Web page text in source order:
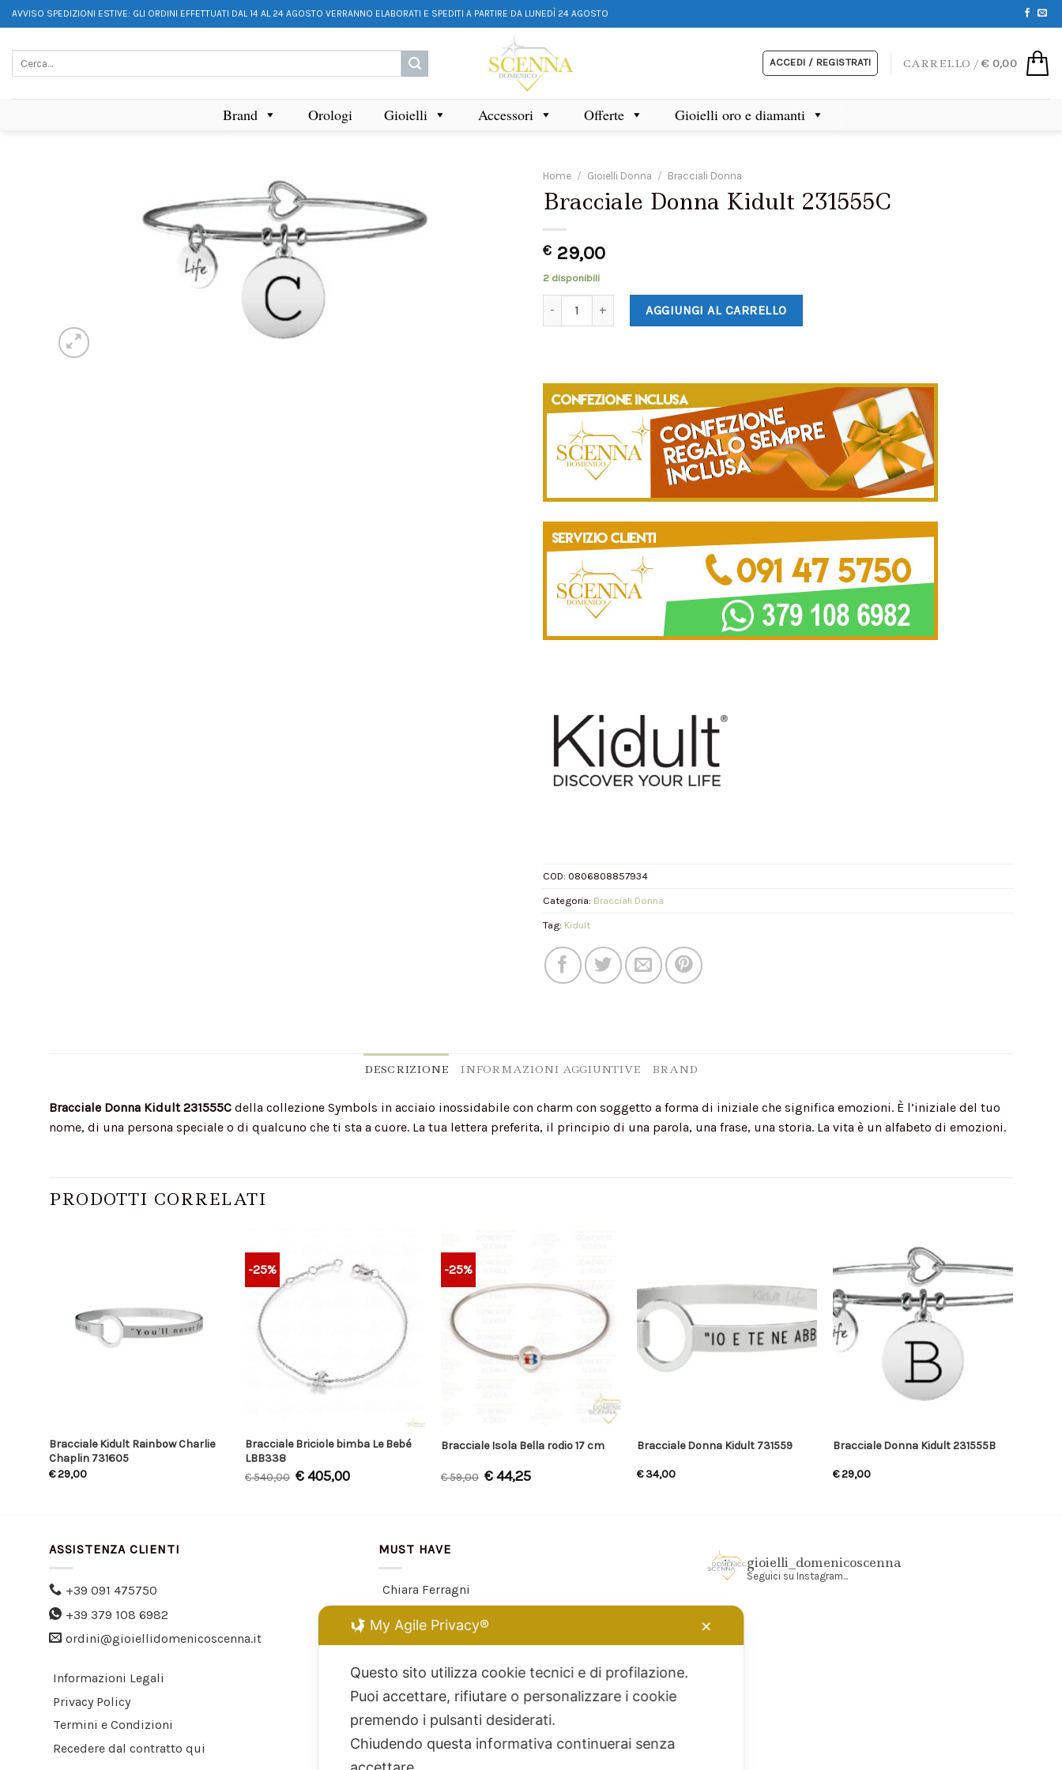
AVVISO SPEDIZIONI ESTIVE: GLI ORDINI EFFETTUATI DAL 14 AL 24 AGOSTO VERRANNO ELABORATI E SPEDITI A PARTIRE DA LUNEDÌ 24 AGOSTO
ACCEDI / REGISTRATI CARRELLO /€ 0,00
Brand Orologi Gioielli Accessori Offerte Gioielli oro e diamanti
Home / Gioielli Donna / Bracciali Donna
Bracciale Donna Kidult 231555C
€ 29,00
2 disponibili
AGGIUNGI AL CARRELLO
COD: 0806808857934
Categoria: Bracciali Donna
Tag: Kidult
DESCRIZIONE INFORMAZIONI AGGIUNTIVE BRAND
Bracciale Donna Kidult 231555C della collezione Symbols in acciaio inossidabile con charm con soggetto a forma di iniziale che significa emozioni. È l’iniziale del tuo
nome, di una persona speciale o di qualcuno che ti sta a cuore. La tua lettera preferita, il principio di una parola, una frase, una storia. La vita è un alfabeto di emozioni.
PRODOTTI CORRELATI
Bracciale Kidult Rainbow Charlie
Chaplin 731605
€29,00
-25%
Bracciale Briciole bimba Le Bebé
LBB338
€540,00 €405,00
-25%
Bracciale Isola Bella rodio 17 cm
€59,00 €44,25
Bracciale Donna Kidult 731559
€34,00
Bracciale Donna Kidult 231555B
€29,00
ASSISTENZA CLIENTI
+39 091 475750
+39 379 108 6982
ordini@gioiellidomenicoscenna.it
Informazioni Legali
Privacy Policy
Termini e Condizioni
Recedere dal contratto qui
MUST HAVE
Chiara Ferragni
Dodo Mariani
Filodellavita
Bliss
Kidult
Hamilton
gioielli_domenicoscenna
Seguici su Instagram...
My Agile Privacy® ✕
Questo sito utilizza cookie tecnici e di profilazione.
Puoi accettare, rifiutare o personalizzare i cookie
premendo i pulsanti desiderati.
Chiudendo questa informativa continuerai senza